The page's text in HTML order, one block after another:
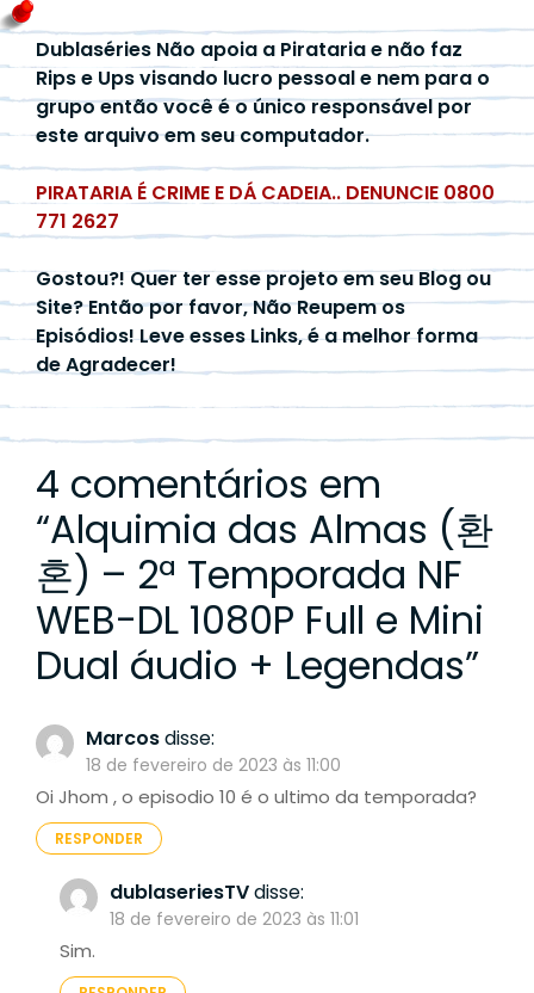
Dublaséries Não apoia a Pirataria e não faz
Rips e Ups visando lucro pessoal e nem para o
grupo então você é o único responsável por
este arquivo em seu computador.
PIRATARIA É CRIME E DÁ CADEIA.. DENUNCIE 0800
771 2627
Gostou?! Quer ter esse projeto em seu Blog ou
Site? Então por favor, Não Reupem os
Episódios! Leve esses Links, é a melhor forma
de Agradecer!
4 comentários em
“Alquimia das Almas (환
혼) – 2ª Temporada NF
WEB-DL 1080P Full e Mini
Dual áudio + Legendas”
Marcosdisse:
18 de fevereiro de 2023 às 11:00
Oi Jhom , o episodio 10 é o ultimo da temporada?
RESPONDER
dublaseriesTVdisse:
18 de fevereiro de 2023 às 11:01
Sim.